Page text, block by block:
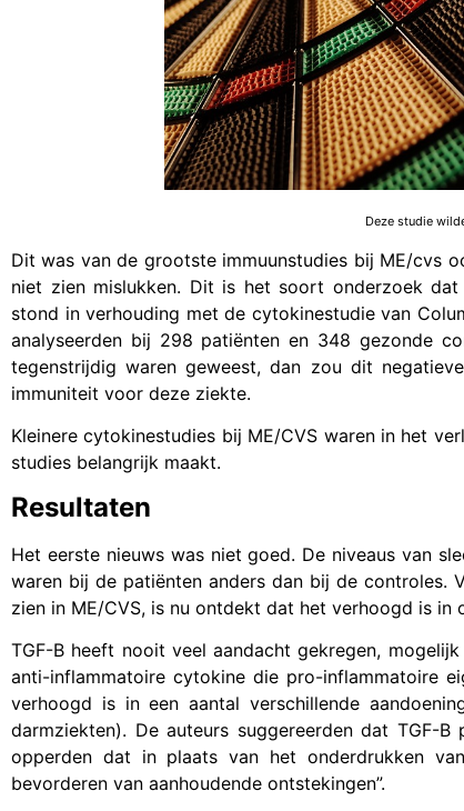
Deze studie
Dit was van de grootste immuunstudies bij ME/cvs
niet zien mislukken. Dit is het soort onderzoek
stond in verhouding met de cytokinestudie van
analyseerden bij 298 patiënten en 348 gezonde
tegenstrijdig waren geweest, dan zou dit
immuniteit voor deze ziekte.
Kleinere cytokinestudies bij ME/CVS waren in het
studies belangrijk maakt.
Resultaten
Het eerste nieuws was niet goed. De niveaus van
waren bij de patiënten anders dan bij de controles.
zien in ME/CVS, is nu ontdekt dat het verhoogd is
TGF-B heeft nooit veel aandacht gekregen,
anti-inflammatoire cytokine die pro-inflammatoire
verhoogd is in een aantal verschillende
darmziekten). De auteurs suggereerden dat TGF-
opperden dat in plaats van het onderdrukken
bevorderen van aanhoudende ontstekingen”.